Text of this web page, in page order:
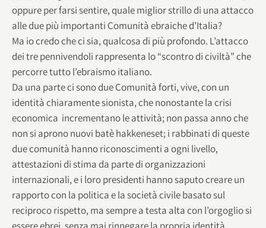
oppure per farsi sentire, quale miglior strillo di una attacco
alle due più importanti Comunità ebraiche d’Italia?
Ma io credo che ci sia, qualcosa di più profondo. L’attacco
dei tre pennivendoli rappresenta lo “scontro di civiltà” che
percorre tutto l’ebraismo italiano.
Da una parte ci sono due Comunità forti, vive, con un
identità chiaramente sionista, che nonostante la crisi
economica incrementano le attività; non passa anno che
non si aprono nuovi batè hakkeneset; i rabbinati di queste
due comunità hanno riconoscimenti a ogni livello,
attestazioni di stima da parte di organizzazioni
internazionali, e i loro presidenti hanno saputo creare un
rapporto con la politica e la società civile basato sul
reciproco rispetto, ma sempre a testa alta con l’orgoglio si
essere ebrei, senza mai rinnegare la propria identità.